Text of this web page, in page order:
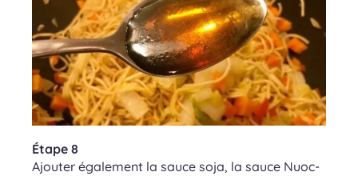
Étape 8
Ajouter également la sauce soja, la sauce Nuoc-